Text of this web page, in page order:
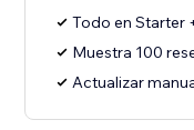
Todo en Starter
Muestra 100
Actualizar